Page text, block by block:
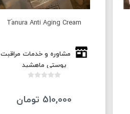
Tَanura Anti Aging Cream
مشاوره و خدمات مراقبت
پوستی ماهشید
510,000 تومان